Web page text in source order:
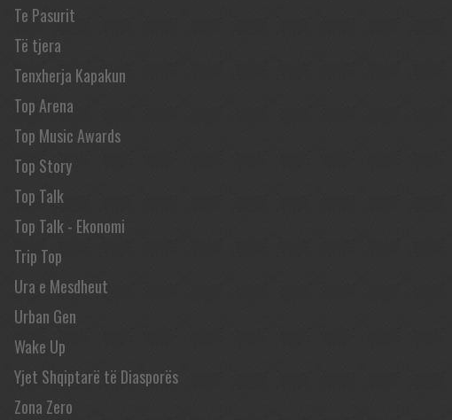
Te Pasurit
Të tjera
Tenxherja Kapakun
Top Arena
Top Music Awards
Top Story
Top Talk
Top Talk - Ekonomi
Trip Top
Ura e Mesdheut
Urban Gen
Wake Up
Yjet Shqiptarë të Diasporës
Zona Zero